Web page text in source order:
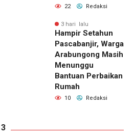
22 Redaksi
3 hari lalu
Hampir Setahun
Pascabanjir, Warga
Arabungong Masih
Menunggu
Bantuan Perbaikan
Rumah
10 Redaksi